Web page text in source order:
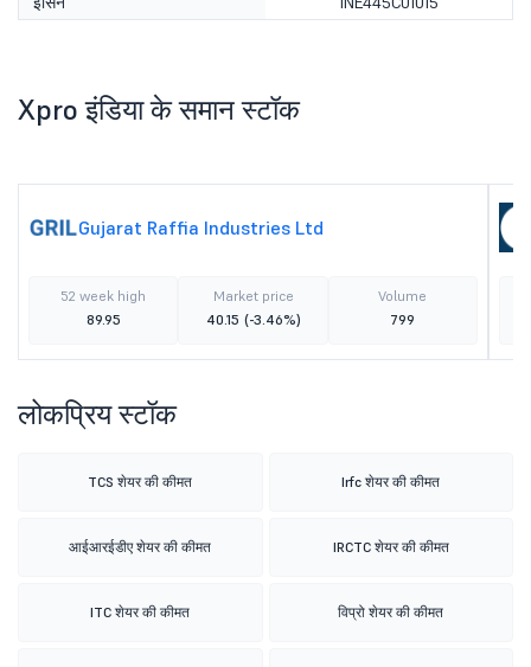
Xpro इंडिया के समान स्टॉक
Gujarat Raffia Industries Ltd
52 week high
89.95
Market price
40.15 (-3.46%)
Volume
799
लोकप्रिय स्टॉक
TCS शेयर की कीमत Irfc शेयर की कीमत
आईआरईडीए शेयर की कीमत IRCTC शेयर की कीमत
ITC शेयर की कीमत विप्रो शेयर की कीमत